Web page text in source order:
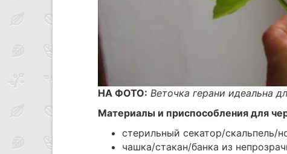
НА ФОТО: Веточка герани идеальна
Материалы и приспособления для
стерильный секатор/скальпель/
чашка/стакан/банка из